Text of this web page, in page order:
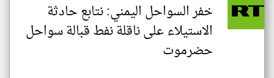
خفر السواحل اليمني: نتابع حادثة
الاستيلاء على ناقلة نفط قبالة سواحل
حضرموت